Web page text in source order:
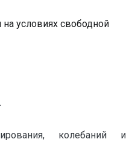
на условиях свободной
колебаний и